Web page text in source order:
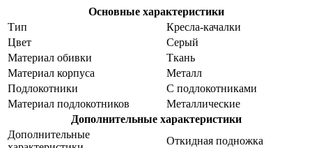
Основные характеристики
Тип
Кресла-качалки
Цвет
Серый
Материал обивки
Ткань
Материал корпуса
Металл
Подлокотники
С подлокотниками
Материал подлокотников
Металлические
Дополнительные характеристики
Дополнительные
Откидная подножка